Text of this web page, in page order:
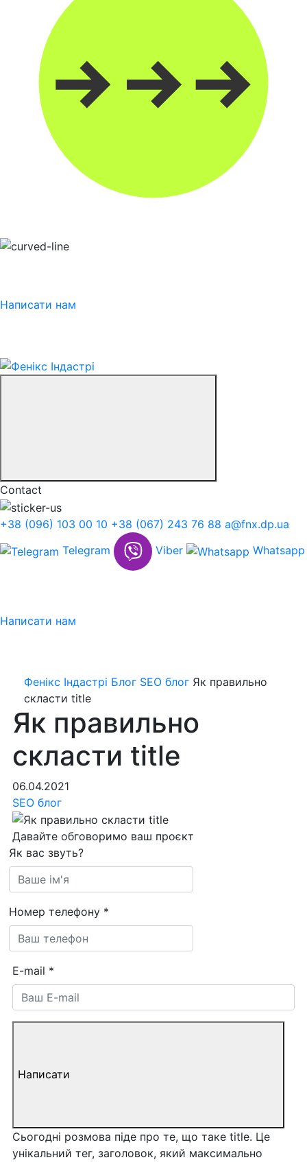
Написати нам
Contact
+38 (096) 103 00 10 +38 (067) 243 76 88 a@fnx.dp.ua
Telegram
Viber Whatsapp
Написати нам
Фенікс Індастрі Блог SEO блог Як правильно
скласти title
Як правильно
скласти title
06.04.2021
SEO блог
Давайте обговоримо ваш проєкт
Як вас звуть?
Номер телефону *
E-mail *
Написати
Сьогодні розмова піде про те, що таке title. Це
унікальний тег, заголовок, який максимально